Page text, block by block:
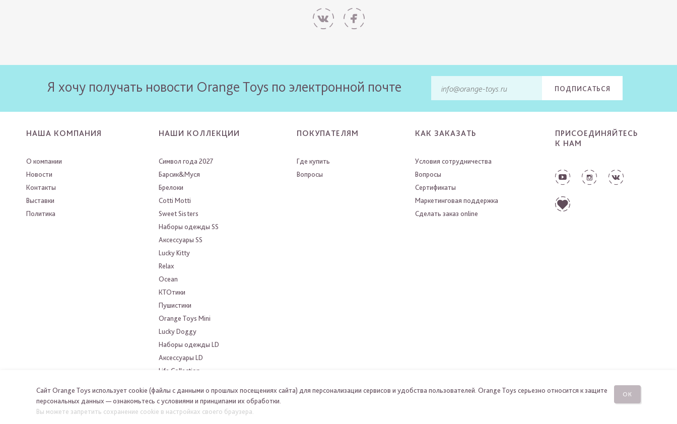
Я хочу получать новости Orange Toys по электронной почте ПОДПИСАТЬСЯ
НАША КОМПАНИЯ
О компании
Новости
Контакты
Выставки
Политика
НАШИ КОЛЛЕКЦИИ
Символ года 2027
Барсик&Муся
Брелоки
Cotti Motti
Sweet Sisters
Наборы одежды SS
Аксессуары SS
Lucky Kitty
Relax
Ocean
КТОтики
Пушистики
Orange Toys Mini
Lucky Doggy
Наборы одежды LD
Аксессуары LD
Life Collection
ПОКУПАТЕЛЯМ
Где купить
Вопросы
КАК ЗАКАЗАТЬ
Условия сотрудничества
Вопросы
Сертификаты
Маркетинговая поддержка
Сделать заказ online
ПРИСОЕДИНЯЙТЕСЬ
К НАМ
Сайт Orange Toys использует cookie (файлы с данными о прошлых посещениях сайта) для персонализации сервисов и удобства пользователей. Orange Toys серьезно относится к защите
персональных данных — ознакомьтесь с условиями и принципами их обработки.
Вы можете запретить сохранение cookie в настройках своего браузера.
ОК